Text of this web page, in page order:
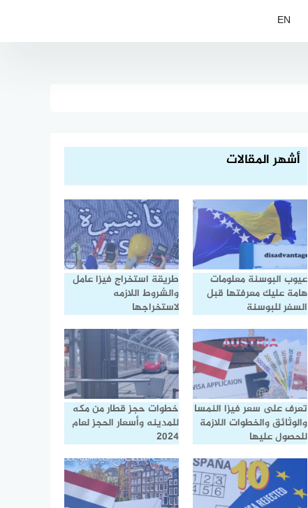
EN
أشهر المقالات
عيوب البوسنة معلومات
هامة عليك معرفتها قبل
السفر للبوسنة
طريقة استخراج فيزا عامل
والشروط اللازمه
لاستخراجها
تعرف على سعر فيزا النمسا
والوثائق والخطوات اللازمة
للحصول عليها
خطوات حجز قطار من مكه
للمدينه وأسعار الحجز لعام
2024